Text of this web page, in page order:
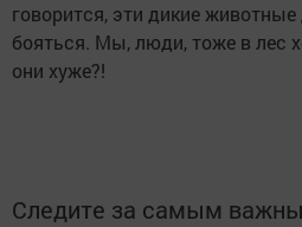
говорится, эти дикие животные
бояться. Мы, люди, тоже в лес
они хуже?!
Следите за самым